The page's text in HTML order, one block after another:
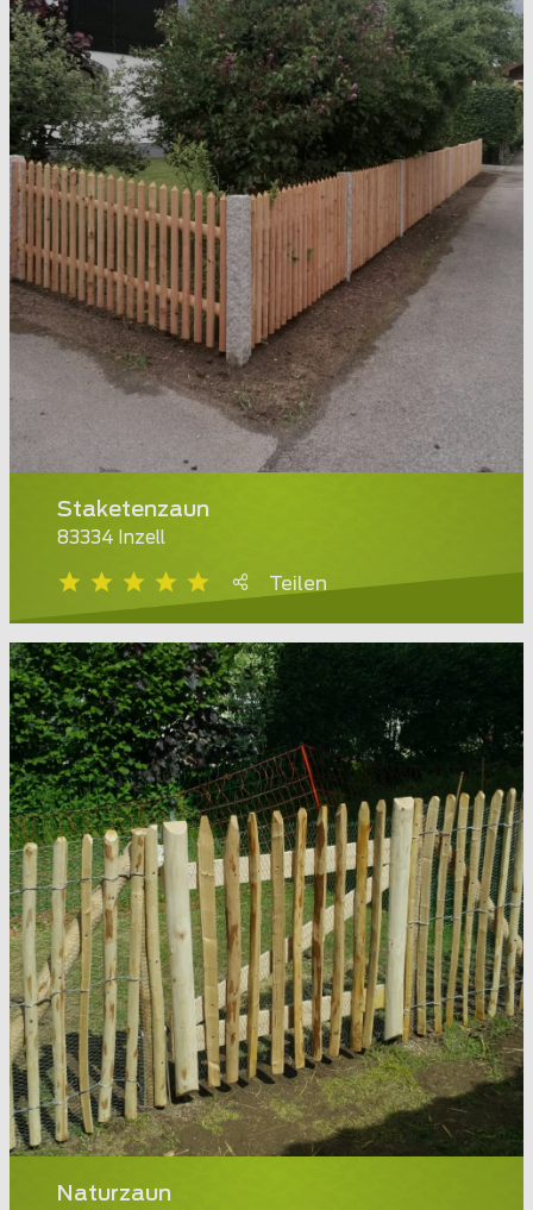
Staketenzaun
83334 Inzell
Teilen
Naturzaun